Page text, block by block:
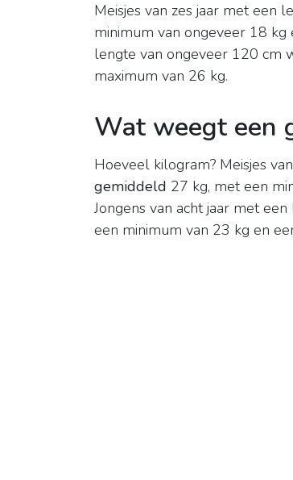
Meisjes van zes jaar met een
minimum van ongeveer 18 kg
lengte van ongeveer 120 cm
maximum van 26 kg.
Wat weegt een
Hoeveel kilogram? Meisjes
gemiddeld 27 kg, met een
Jongens van acht jaar met
een minimum van 23 kg en